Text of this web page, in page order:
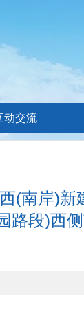
动交流
(南岸)新
路段)西